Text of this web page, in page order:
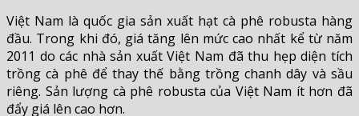
Việt Nam là quốc gia sản xuất hạt cà phê robusta hàng
đầu. Trong khi đó, giá tăng lên mức cao nhất kể từ năm
2011 do các nhà sản xuất Việt Nam đã thu hẹp diện tích
trồng cà phê để thay thế bằng trồng chanh dây và sầu
riêng. Sản lượng cà phê robusta của Việt Nam ít hơn đã
đẩy giá lên cao hơn.